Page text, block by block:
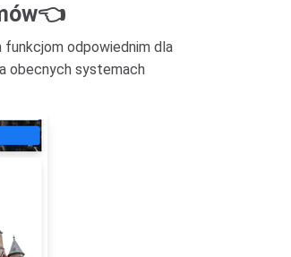
funkcjom odpowiednim dla
obecnych systemach